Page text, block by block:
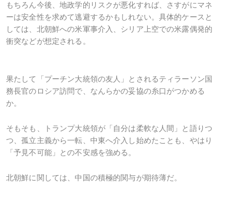
もちろん今後、地政学的リスクが悪化すれば、さすがにマネ
ーは安全性を求めて逃避するかもしれない。具体的ケースと
しては、北朝鮮への米軍事介入、シリア上空での米露偶発的
衝突などが想定される。
果たして「プーチン大統領の友人」とされるティラーソン国
務長官のロシア訪問で、なんらかの妥協の糸口がつかめる
か。
そもそも、トランプ大統領が「自分は柔軟な人間」と語りつ
つ、孤立主義から一転、中東へ介入し始めたことも、やはり
「予見不可能」との不安感を強める。
北朝鮮に関しては、中国の積極的関与が期待薄だ。